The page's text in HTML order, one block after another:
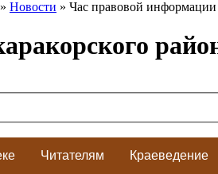
» Новости » Час правовой информации
Читателям Краеведение